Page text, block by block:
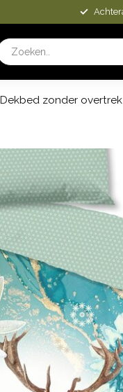
Dekbed zonder overtrek